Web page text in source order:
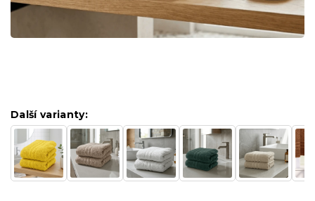
Další varianty: